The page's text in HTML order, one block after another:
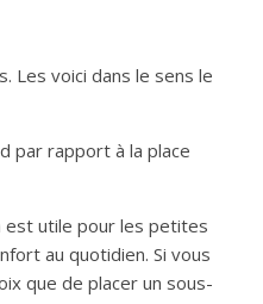
Les voici dans le sens le
par rapport à la place
est utile pour les petites
au quotidien. Si vous
que de placer un sous-